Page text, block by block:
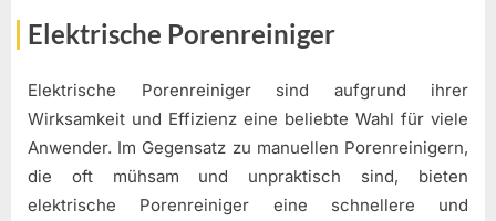
Elektrische Porenreiniger
Elektrische Porenreiniger sind aufgrund ihrer
Wirksamkeit und Effizienz eine beliebte Wahl für viele
Anwender. Im Gegensatz zu manuellen Porenreinigern,
die oft mühsam und unpraktisch sind, bieten
elektrische Porenreiniger eine schnellere und